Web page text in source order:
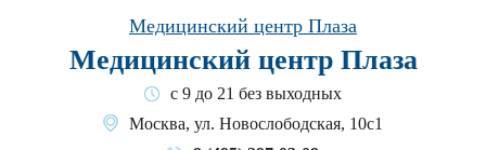
Медицинский центр Плаза
Медицинский центр Плаза
с 9 до 21 без выходных
Москва, ул. Новослободская, 10с1